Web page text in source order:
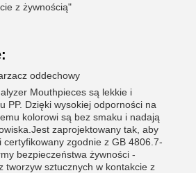
z żywnością"
oddechowy
Mouthpieces są lekkie i
PP. Dzięki wysokiej odporności na
kolorowi są bez smaku i nadają
zaprojektowany tak, aby
certyfikowany zgodnie z GB 4806.7-
bezpieczeństwa żywności -
tworzyw sztucznych w kontakcie z